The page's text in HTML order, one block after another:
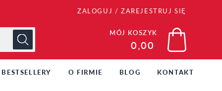
ZALOGUJ / ZAREJESTRUJ SIĘ
MÓJ KOSZYK
0,00
BESTSELLERY O FIRMIE BLOG KONTAKT